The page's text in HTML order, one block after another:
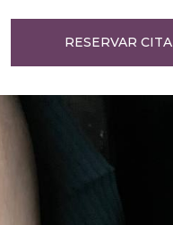
RESERVAR CITA